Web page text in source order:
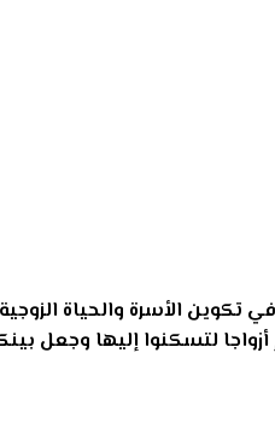
تكوين الأسرة والحياة
لتسكنوا إليها وجعل